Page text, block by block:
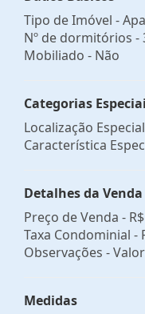
Tipo de Imóvel -
Nº de dormitórios -
Mobiliado - Não
Categorias
Localização
Característica
Detalhes da Venda
Preço de Venda -
Taxa Condominial -
Observações -
Medidas